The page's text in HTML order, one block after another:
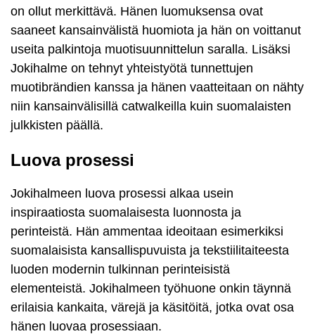
on ollut merkittävä. Hänen luomuksensa ovat
saaneet kansainvälistä huomiota ja hän on voittanut
useita palkintoja muotisuunnittelun saralla. Lisäksi
Jokihalme on tehnyt yhteistyötä tunnettujen
muotibrändien kanssa ja hänen vaatteitaan on nähty
niin kansainvälisillä catwalkeilla kuin suomalaisten
julkkisten päällä.
Luova prosessi
Jokihalmeen luova prosessi alkaa usein
inspiraatiosta suomalaisesta luonnosta ja
perinteistä. Hän ammentaa ideoitaan esimerkiksi
suomalaisista kansallispuvuista ja tekstiilitaiteesta
luoden modernin tulkinnan perinteisistä
elementeistä. Jokihalmeen työhuone onkin täynnä
erilaisia kankaita, värejä ja käsitöitä, jotka ovat osa
hänen luovaa prosessiaan.